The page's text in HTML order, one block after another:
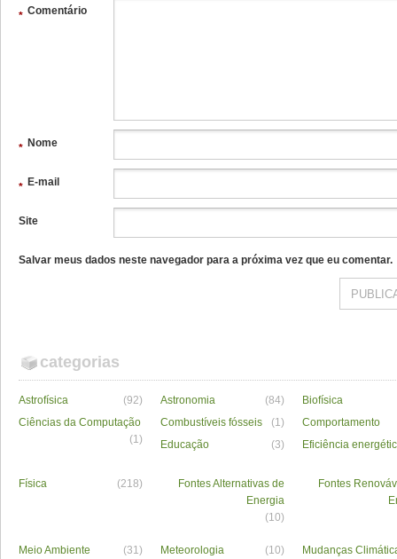
Comentário
*
Nome
*
E-mail
*
Site
Salvar meus dados neste navegador para a próxima vez que eu comentar.
categorias
Astrofísica (92) Astronomia (84)
Biofísica
Ciências da Computação
(1)
Combustíveis fósseis (1)
Comportamento
Educação
(3) Eficiência
Física (218)
Fontes Alternativas de
Energia
(10)
Fontes
Meio Ambiente (31) Meteorologia (10)
Mudanças